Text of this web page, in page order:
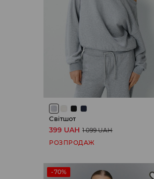
Світшот
399 UAH 1 099 UAH
РОЗПРОДАЖ
-70%